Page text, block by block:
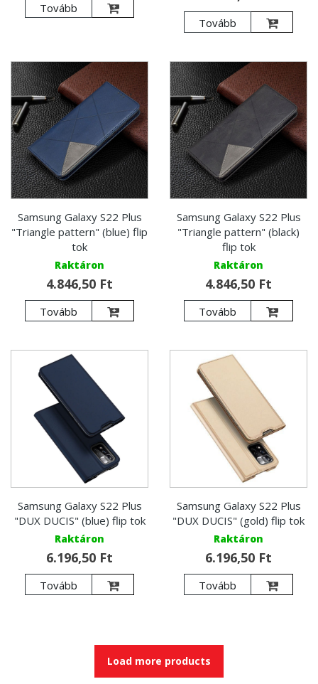
Tovább
Tovább
Samsung Galaxy S22 Plus
"Triangle pattern" (blue) flip
tok
Raktáron
4.846,50 Ft
Tovább
Samsung Galaxy S22 Plus
"Triangle pattern" (black)
flip tok
Raktáron
4.846,50 Ft
Tovább
Samsung Galaxy S22 Plus
"DUX DUCIS" (blue) flip tok
Raktáron
6.196,50 Ft
Tovább
Samsung Galaxy S22 Plus
"DUX DUCIS" (gold) flip tok
Raktáron
6.196,50 Ft
Tovább
Load more products